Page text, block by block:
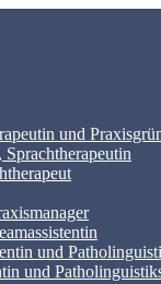
und
und
und